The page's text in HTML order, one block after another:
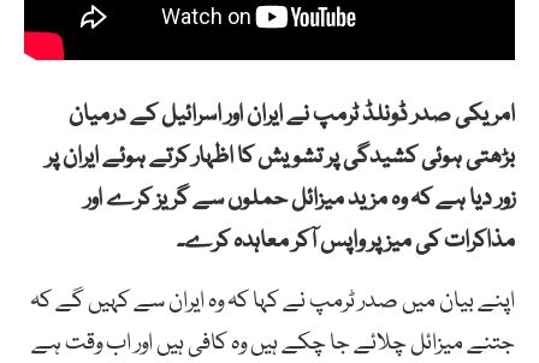
امریکی صدر ڈونلڈ ٹرمپ نے ایران اور اسرائیل کے درمیان
بڑھتی ہوئی کشیدگی پر تشویش کا اظہار کرتے ہوئے ایران پر
زور دیا ہے کہ وہ مزید میزائل حملوں سے گریز کرے اور
مذاکرات کی میز پر واپس آکر معاہدہ کرے۔
اپنے بیان میں صدر ٹرمپ نے کہا کہ وہ ایران سے کہیں گے کہ
جتنے میزائل چلائے جا چکے ہیں وہ کافی ہیں اور اب وقت ہے